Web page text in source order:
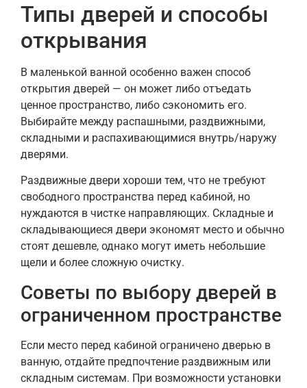
Типы дверей и способы
открывания
В маленькой ванной особенно важен способ
открытия дверей — он может либо отъедать
ценное пространство, либо сэкономить его.
Выбирайте между распашными, раздвижными,
складными и распахивающимися внутрь/наружу
дверями.
Раздвижные двери хороши тем, что не требуют
свободного пространства перед кабиной, но
нуждаются в чистке направляющих. Складные и
складывающиеся двери экономят место и обычно
стоят дешевле, однако могут иметь небольшие
щели и более сложную очистку.
Советы по выбору дверей в
ограниченном пространстве
Если место перед кабиной ограничено дверью в
ванную, отдайте предпочтение раздвижным или
складным системам. При возможности установки